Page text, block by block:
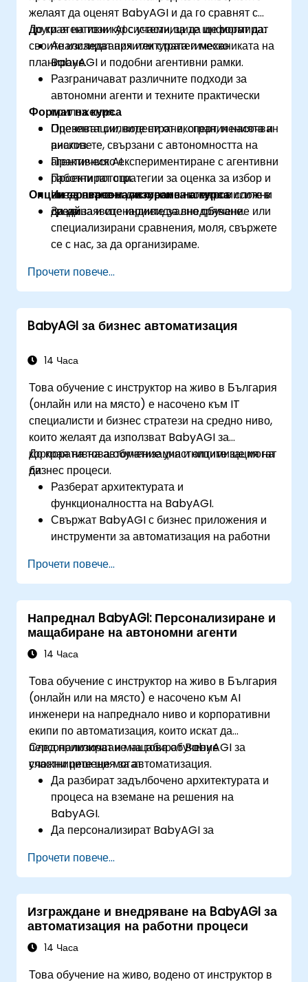
желаят да оценят BabyAGI и да го сравнят с
други агентивни AI системи, за да информират
своите изследвания или стратегическо
планиране.
До края на този курс участниците ще могат да:
Анализират архитектурата и механиката на
BabyAGI и подобни агентивни рамки.
Разграничават различните подходи за
автономни агенти и техните практически
приложения.
Оценяват силните страни, ограниченията и
рисковете, свързани с автономността на
агентивния AI.
Проектират стратегии за оценка за избор и
внедряване на автономни агенти в сложни
среди.
Формат на курса
Презентации, водени от експерт, и насочван
анализ.
Практическо експериментиране с агентивни
работни потоци.
Интерактивни дискусии за компромисите в
дизайна и сценариите за внедряване.
Опции за персонализиране на курса
За да заявите индивидуално обучение или
специализирани сравнения, моля, свържете
се с нас, за да организираме.
Прочети повече...
BabyAGI за бизнес автоматизация
14 Часа
Това обучение с инструктор на живо в България
(онлайн или на място) е насочено към IT
специалисти и бизнес стратези на средно ниво,
които желаят да използват BabyAGI за
корпоративна автоматизация и оптимизация на
бизнес процеси.
До края на това обучение участниците ще могат
да:
Разберат архитектурата и
функционалността на BabyAGI.
Свържат BabyAGI с бизнес приложения и
инструменти за автоматизация на работни
Интегрират BabyAGI със CRM, ERP системи
и инструменти за продуктивност.
Автоматизират повтарящи се бизнес задачи
чрез агенти, управлявани от AI.
Оптимизират работните потоци, захранвани
от AI, за подобряване на ефективността.
внедряване на AI в бизнес среда.
Прочети повече...
Напреднал BabyAGI: Персонализиране и
мащабиране на автономни агенти
14 Часа
Това обучение с инструктор на живо в България
(онлайн или на място) е насочено към AI
инженери на напреднало ниво и корпоративни
екипи по автоматизация, които искат да
персонализират и мащабират BabyAGI за
сложни решения за автоматизация.
След приключване на това обучение
участниците ще могат:
Да разбират задълбочено архитектурата и
процеса на вземане на решения на
BabyAGI.
Да персонализират BabyAGI за
автоматизация.
Да оптимизират производителността и
използването на ресурси на BabyAGI.
Да интегрират BabyAGI с корпоративни
системи, API и външни инструменти.
Да внедряват и мащабират BabyAGI в
Прочети повече...
Изграждане и внедряване на BabyAGI за
автоматизация на работни процеси
14 Часа
Това обучение на живо, водено от инструктор в